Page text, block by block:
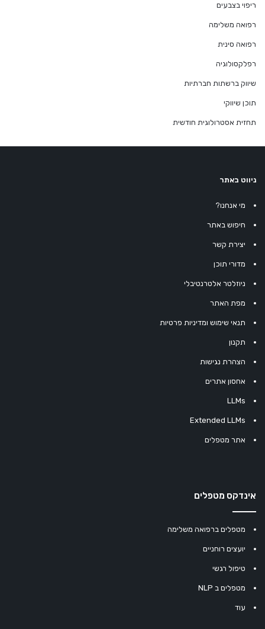
ריפוי בצבעים
רפואה משלימה
רפואה סינית
רפלקסולוגיה
שיווק ברשתות חברתיות
תוכן שיווקי
תחזית אסטרולוגית חודשית
ניווט באתר
מי אנחנו?
חיפוש באתר
יצירת קשר
מדורי תוכן
ניוזלטר אלטרנטיבלי
מפת האתר
תנאי שימוש ומדיניות פרטיות
תקנון
הצהרת נגישות
אחסון אתרים
LLMs
Extended LLMs
אתר מטפלים
אינדקס מטפלים
מטפלים ברפואה משלימה
יועצים רוחניים
טיפול רגשי
מטפלים ב NLP
עוד